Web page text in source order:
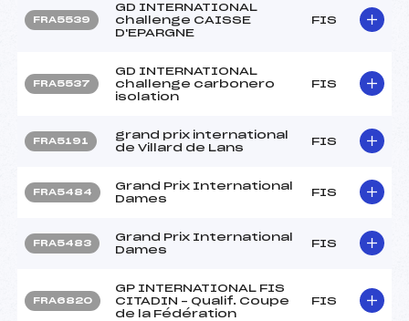
FRA5539
GD INTERNATIONAL
challenge CAISSE
D'EPARGNE
FIS
FRA5537
GD INTERNATIONAL
challenge carbonero
isolation
FIS
FRA5191
grand prix international
de Villard de Lans
FIS
FRA5484
Grand Prix International
Dames
FIS
FRA5483
Grand Prix International
Dames
FIS
FRA6820
GP INTERNATIONAL FIS
CITADIN – Qualif. Coupe
de la Fédération
FIS